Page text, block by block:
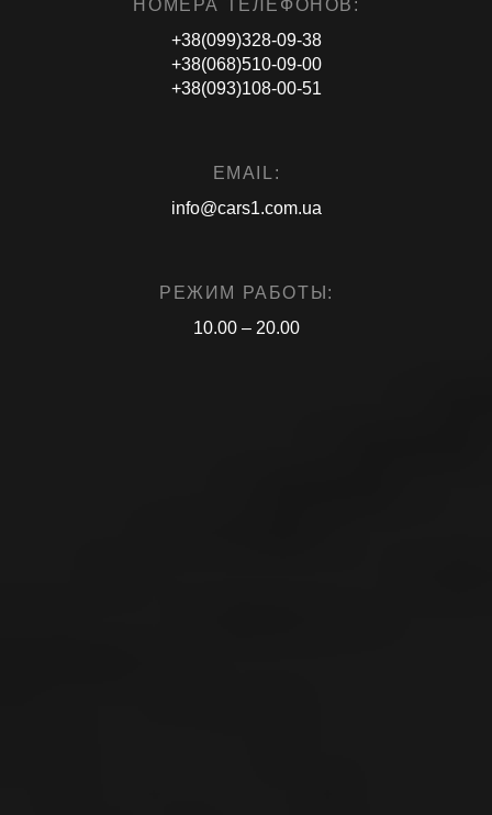
НОМЕРА ТЕЛЕФОНОВ:
+38(099)328-09-38
+38(068)510-09-00
+38(093)108-00-51
EMAIL:
info@cars1.com.ua
РЕЖИМ РАБОТЫ:
10.00 – 20.00